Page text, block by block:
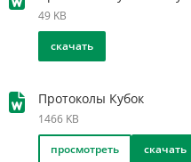
49 KB
скачать
Протоколы Кубок
1466 KB
просмотреть
скачать